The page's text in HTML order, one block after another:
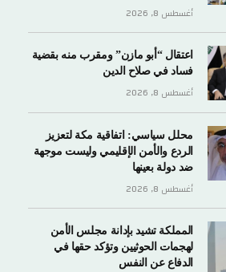
أغسطس 8, 2026
اعتقال “أبو مازن” ومقرب منه بقضية
فساد في صلاح الدين
أغسطس 8, 2026
محلل سياسي: اتفاقية مكة لتعزيز
الردع والأمن الإقليمي وليست موجهة
ضد دولة بعينها
أغسطس 8, 2026
المملكة تشيد بإدانة مجلس الأمن
لهجمات الحوثيين وتؤكد حقها في
الدفاع عن النفس